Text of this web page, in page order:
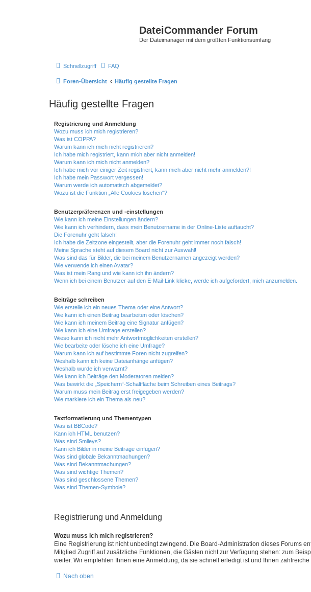
DateiCommander Forum
Der Dateimanager mit dem größten Funktionsumfang
Schnellzugriff FAQ
Foren-Übersicht Häufig gestellte Fragen
Häufig gestellte Fragen
Registrierung und Anmeldung
Wozu muss ich mich registrieren?
Was ist COPPA?
Warum kann ich mich nicht registrieren?
Ich habe mich registriert, kann mich aber nicht anmelden!
Warum kann ich mich nicht anmelden?
Ich habe mich vor einiger Zeit registriert, kann mich aber nicht mehr anmelden?!
Ich habe mein Passwort vergessen!
Warum werde ich automatisch abgemeldet?
Wozu ist die Funktion „Alle Cookies löschen“?
Benutzerpräferenzen und -einstellungen
Wie kann ich meine Einstellungen ändern?
Wie kann ich verhindern, dass mein Benutzername in der Online-Liste auftaucht?
Die Forenuhr geht falsch!
Ich habe die Zeitzone eingestellt, aber die Forenuhr geht immer noch falsch!
Meine Sprache steht auf diesem Board nicht zur Auswahl!
Was sind das für Bilder, die bei meinem Benutzernamen angezeigt werden?
Wie verwende ich einen Avatar?
Was ist mein Rang und wie kann ich ihn ändern?
Wenn ich bei einem Benutzer auf den E-Mail-Link klicke, werde ich aufgefordert, mich anzumelden.
Beiträge schreiben
Wie erstelle ich ein neues Thema oder eine Antwort?
Wie kann ich einen Beitrag bearbeiten oder löschen?
Wie kann ich meinem Beitrag eine Signatur anfügen?
Wie kann ich eine Umfrage erstellen?
Wieso kann ich nicht mehr Antwortmöglichkeiten erstellen?
Wie bearbeite oder lösche ich eine Umfrage?
Warum kann ich auf bestimmte Foren nicht zugreifen?
Weshalb kann ich keine Dateianhänge anfügen?
Weshalb wurde ich verwarnt?
Wie kann ich Beiträge den Moderatoren melden?
Was bewirkt die „Speichern“-Schaltfläche beim Schreiben eines Beitrags?
Warum muss mein Beitrag erst freigegeben werden?
Wie markiere ich ein Thema als neu?
Textformatierung und Thementypen
Was ist BBCode?
Kann ich HTML benutzen?
Was sind Smileys?
Kann ich Bilder in meine Beiträge einfügen?
Was sind globale Bekanntmachungen?
Was sind Bekanntmachungen?
Was sind wichtige Themen?
Was sind geschlossene Themen?
Was sind Themen-Symbole?
Registrierung und Anmeldung
Wozu muss ich mich registrieren?
Eine Registrierung ist nicht unbedingt zwingend. Die Board-Administration dieses Forums
Mitglied Zugriff auf zusätzliche Funktionen, die Gästen nicht zur Verfügung stehen: zum
weiter. Wir empfehlen Ihnen eine Anmeldung, da sie schnell erledigt ist und Ihnen zahlreiche
Nach oben